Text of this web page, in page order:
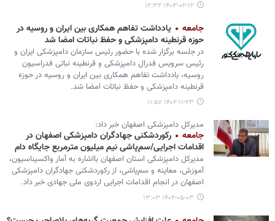
۱۴۰۳-۰۲-۱۲ ۱۲:۳۲
جامعه
یادداشت تفاهم همکاری بین ایران و روسیه در
حوزه قرنطینه دامپزشکی و حفظ نباتات امضا شد
در جلسه برگزار شده با حضور رئیس سازمان دامپزشکی ایران و
رئیس سرویس فدرال دامپزشکی و قرنطینه نباتی فدراسیون
روسیه، یادداشت تفاهم همکاری بین ایران و روسیه در حوزه
قرنطینه دامپزشکی و حفظ نباتات امضا شد.
۱۴۰۲-۱۱-۲۳ ۱۱:۵۷
مدیرکل دامپزشکی اصفهان خبر داد:
جامعه
رکوردشکنی جهادگران دامپزشکی اصفهان در
اقدامات اجرایی/سم‌پاشی نیم میلیون مترمربع جایگاه دام
مدیرکل دامپزشکی استان اصفهان بااشاره به آمار واکسیناسیون،
آموزش، معاینه و سم‌پاشی، از رکوردشکنی جهادگران دامپزشکی
اصفهان در انجام اقدامات اجرایی اردوی ملی جهادی خبر داد.
۱۴۰۲-۰۵-۰۳ ۱۳:۰۳